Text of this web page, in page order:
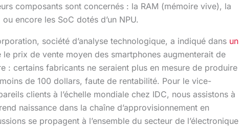
composants sont concernés : la RAM (mémoire vive), la
encore les SoC dotés d’un NPU.
société d’analyse technologique, a indiqué dans un
le prix de vente moyen des smartphones augmenterait de
: certains fabricants ne seraient plus en mesure de produire
de 100 dollars, faute de rentabilité. Pour le vice-
clients à l’échelle mondiale chez IDC, nous assistons à
naissance dans la chaîne d’approvisionnement en
se propagent à l’ensemble du secteur de l’électronique